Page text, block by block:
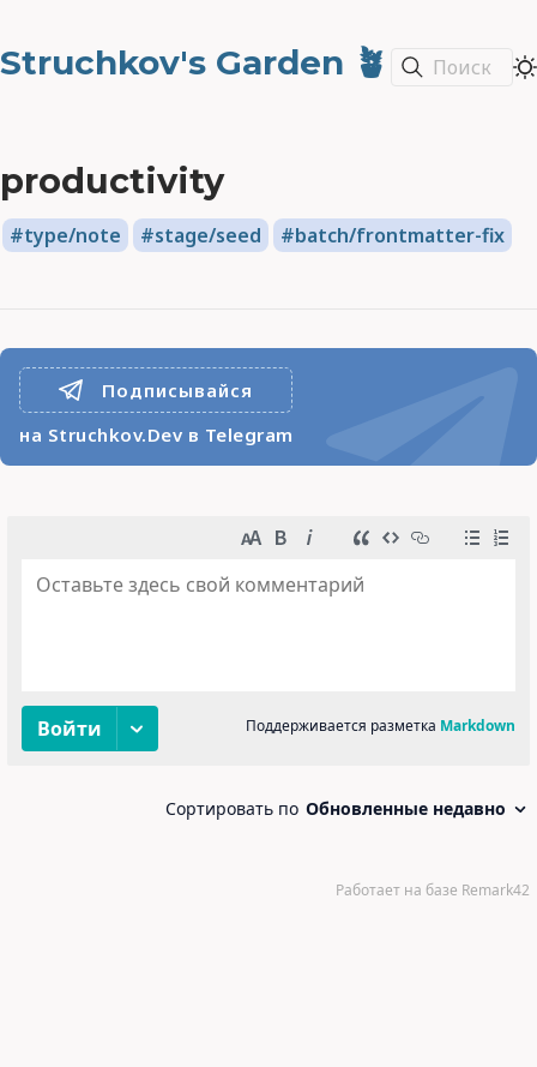
Struchkov's Garden 🪴 Поиск
productivity
type/note stage/seed batch/frontmatter-fix
Подписывайся
на Struchkov.Dev в Telegram